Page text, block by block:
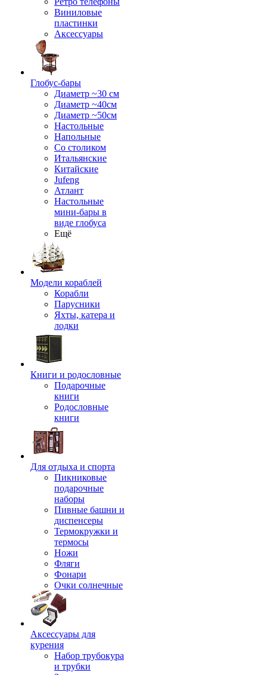
Виниловые
пластинки
Аксессуары
Глобус-бары
Диаметр ~30 см
Диаметр ~40см
Диаметр ~50см
Настольные
Напольные
Со столиком
Итальянские
Китайские
Jufeng
Атлант
Настольные
мини-бары в
виде глобуса
Ещё
Модели кораблей
Корабли
Парусники
Яхты, катера и
лодки
Книги и родословные
Подарочные
книги
Родословные
книги
Для отдыха и спорта
Пикниковые
подарочные
наборы
Пивные башни и
диспенсеры
Термокружки и
термосы
Ножи
Фляги
Фонари
Очки солнечные
Аксессуары для
курения
Набор трубокура
и трубки